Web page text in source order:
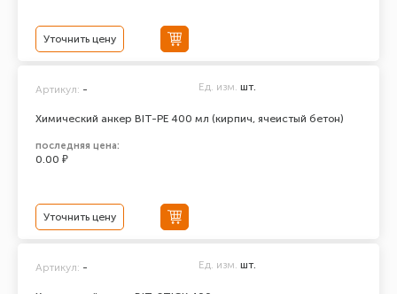
Уточнить цену
Химический анкер BIT-PE 400 мл (кирпич, ячеистый бетон)
Артикул: - Ед. изм. шт.
последняя цена:
0.00 ₽
Уточнить цену
Артикул: - Ед. изм. шт.